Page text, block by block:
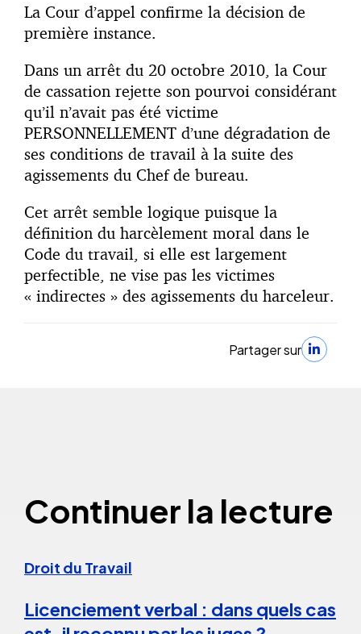
La Cour d’appel confirme la décision de
première instance.
Dans un arrêt du 20 octobre 2010, la Cour
de cassation rejette son pourvoi considérant
qu’il n’avait pas été victime
PERSONNELLEMENT d’une dégradation de
ses conditions de travail à la suite des
agissements du Chef de bureau.
Cet arrêt semble logique puisque la
définition du harcèlement moral dans le
Code du travail, si elle est largement
perfectible, ne vise pas les victimes
« indirectes » des agissements du harceleur.
Partager sur
Continuer la lecture
Droit du Travail
Licenciement verbal : dans quels cas